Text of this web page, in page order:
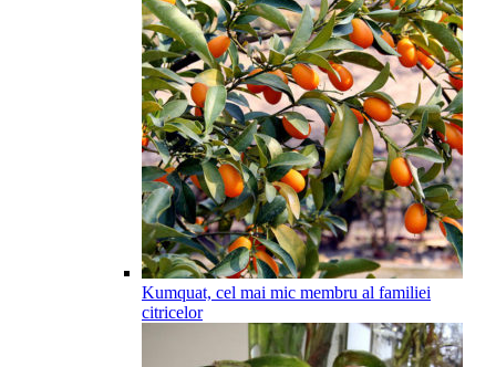
Kumquat, cel mai mic membru al familiei
citricelor